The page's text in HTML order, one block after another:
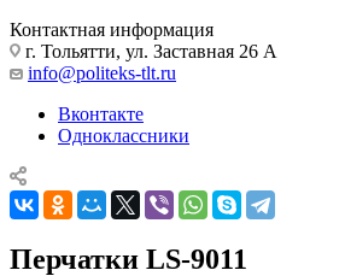
Контактная информация
г. Тольятти, ул. Заставная 26 А
info@politeks-tlt.ru
Вконтакте
Одноклассники
Перчатки LS-9011